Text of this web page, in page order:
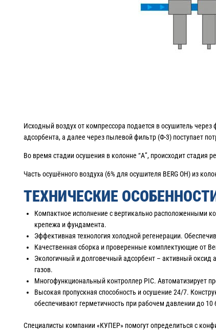
Исходный воздух от компрессора подается в осушитель
адсорбента, а далее через пылевой фильтр (Ф-3) поступает
Во время стадии осушения в колонне “А”, происходит стадия
Часть осушённого воздуха (6% для осушителя BERG OH) из
ТЕХНИЧЕСКИЕ
Компактное исполнение с вертикально расположенными
крепежа и фундамента.
Эффективная технология холодной регенерации.
Качественная сборка и проверенные комплектующие от
Экологичный и долговечный адсорбент – активный оксид
газов.
Многофункциональный контроллер PIC. Автоматизирует
Высокая пропускная способность и осушение 24/7.
обеспечивают герметичность при рабочем давлении до 10
Специалисты компании «КУПЕР» помогут определиться с